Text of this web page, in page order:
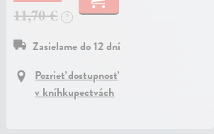
11,70 €
?
Zasielame do 12 dní
Pozrieť dostupnosť
v kníhkupectvách